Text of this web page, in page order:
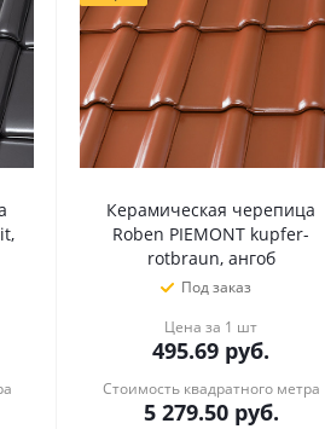
Керамическая черепица
Roben PIEMONT kupfer-
rotbraun, ангоб
Под заказ
Цена за 1 шт
495.69 руб.
Стоимость квадратного метра
5 279.50руб.